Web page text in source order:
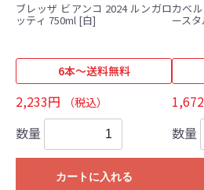
ブレッザ ビアンコ 2024 ルンガロ
ッティ 750ml [白]
6本～送料無料
2,233円 （税込）
数量
カートに入れる
カベ
数量